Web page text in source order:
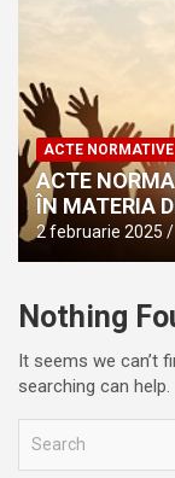
ACTE NORMATIVE
ACTE
ÎN MATERIA
2 februarie 2025
Nothing
It seems we can’t
searching can help.